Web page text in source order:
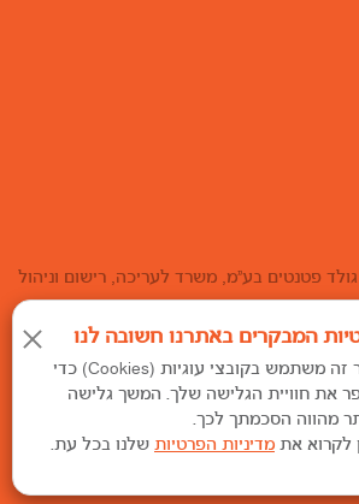
פטנטים בע"מ, משרד לעריכה, רישום וניהול
וסימני מסחר בארץ ובעולם.
שמורות - גולד פטנטים. האתר הוקם ע"י אטרקט
קידום אתרים.
המבקרים באתרנו חשובה לנו
אתר זה משתמש בקובצי עוגיות (Cookies) כדי
את חוויית הגלישה שלך. המשך גלישה
מהווה הסכמתך לכך.
לקרוא את מדיניות הפרטיות שלנו בכל עת.